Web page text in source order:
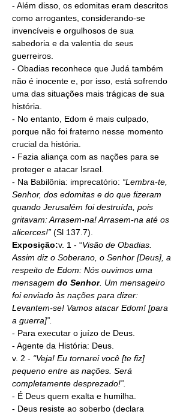
- Além disso, os edomitas eram descritos
como arrogantes, considerando-se
invencíveis e orgulhosos de sua
sabedoria e da valentia de seus
guerreiros.
- Obadias reconhece que Judá também
não é inocente e, por isso, está sofrendo
uma das situações mais trágicas de sua
história.
- No entanto, Edom é mais culpado,
porque não foi fraterno nesse momento
crucial da história.
- Fazia aliança com as nações para se
proteger e atacar Israel.
- Na Babilônia: imprecatório: “Lembra-te,
Senhor, dos edomitas e do que fizeram
quando Jerusalém foi destruída, pois
gritavam: Arrasem-na! Arrasem-na até os
alicerces!” (Sl 137.7).
Exposição:v. 1 - “Visão de Obadias.
Assim diz o Soberano, o Senhor [Deus], a
respeito de Edom: Nós ouvimos uma
mensagem do Senhor . Um mensageiro
foi enviado às nações para dizer:
Levantem-se! Vamos atacar Edom! [para
a guerra]”.
- Para executar o juízo de Deus.
- Agente da História: Deus.
v. 2 - “Veja! Eu tornarei você [te fiz]
pequeno entre as nações. Será
completamente desprezado!”.
- É Deus quem exalta e humilha.
- Deus resiste ao soberbo (declara